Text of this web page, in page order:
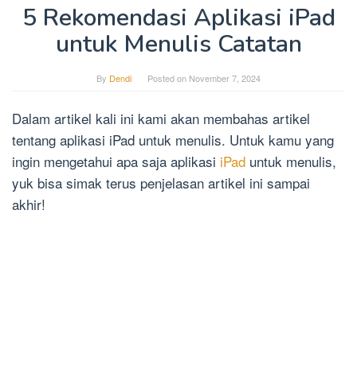
5 Rekomendasi Aplikasi iPad
untuk Menulis Catatan
By Dendi Posted on November 7, 2024
Dalam artikel kali ini kami akan membahas artikel
tentang aplikasi iPad untuk menulis. Untuk kamu yang
ingin mengetahui apa saja aplikasi iPad untuk menulis,
yuk bisa simak terus penjelasan artikel ini sampai
akhir!